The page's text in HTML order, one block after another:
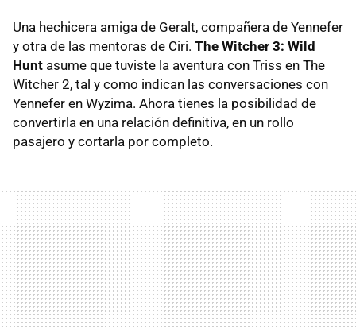
Una hechicera amiga de Geralt, compañera de Yennefer
y otra de las mentoras de Ciri. The Witcher 3: Wild
Hunt asume que tuviste la aventura con Triss en The
Witcher 2, tal y como indican las conversaciones con
Yennefer en Wyzima. Ahora tienes la posibilidad de
convertirla en una relación definitiva, en un rollo
pasajero y cortarla por completo.